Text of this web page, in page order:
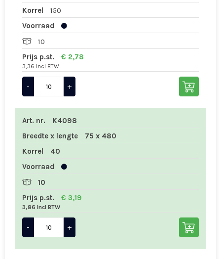
Korrel
150
Voorraad
10
Prijs p.st.
€ 2,78
3,36 Incl BTW
- +
Art. nr.
K4098
Breedte x lengte
75 x 480
Korrel
40
Voorraad
10
Prijs p.st.
€ 3,19
3,86 Incl BTW
- +